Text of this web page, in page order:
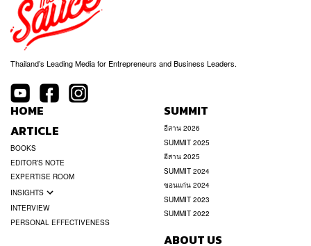
Thailand’s Leading Media for Entrepreneurs and Business Leaders.
HOME
ARTICLE
BOOKS
EDITOR’S NOTE
EXPERTISE ROOM
INSIGHTS
INTERVIEW
PERSONAL EFFECTIVENESS
SUMMIT
อีสาน 2026
SUMMIT 2025
อีสาน 2025
SUMMIT 2024
ขอนแก่น 2024
SUMMIT 2023
SUMMIT 2022
ABOUT US